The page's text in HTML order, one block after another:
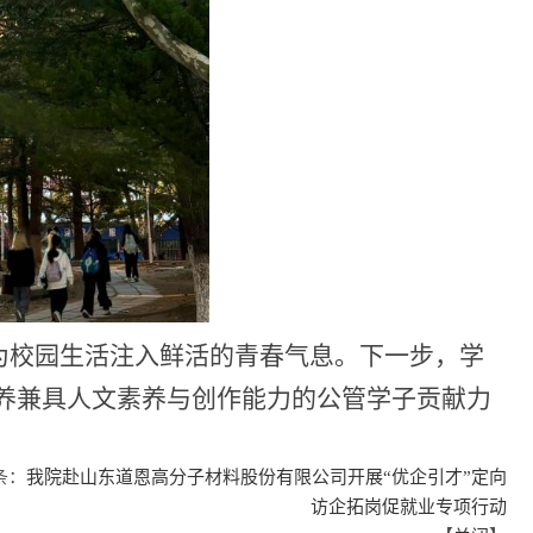
园生活注入鲜活的青春气息。下一步，学
具人文素养与创作能力的公管学子贡献力
我院赴山东道恩高分子材料股份有限公司开展“优企引才”定向
访企拓岗促就业专项行动